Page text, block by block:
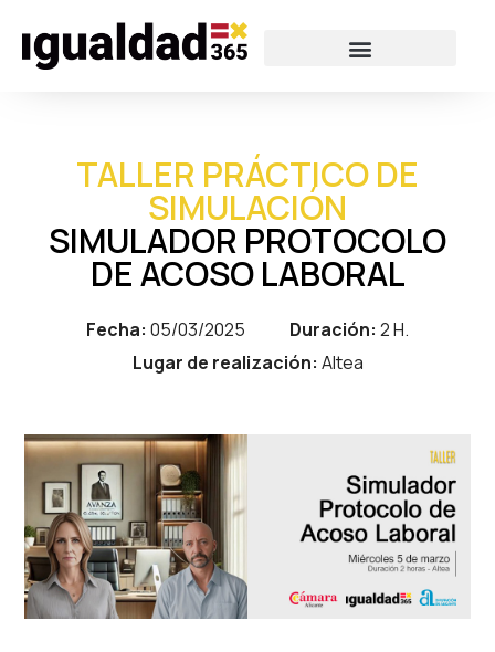
TALLER PRÁCTICO DE
SIMULACIÓN
SIMULADOR PROTOCOLO
DE ACOSO LABORAL
Fecha: 05/03/2025 Duración: 2 H.
Lugar de realización: Altea